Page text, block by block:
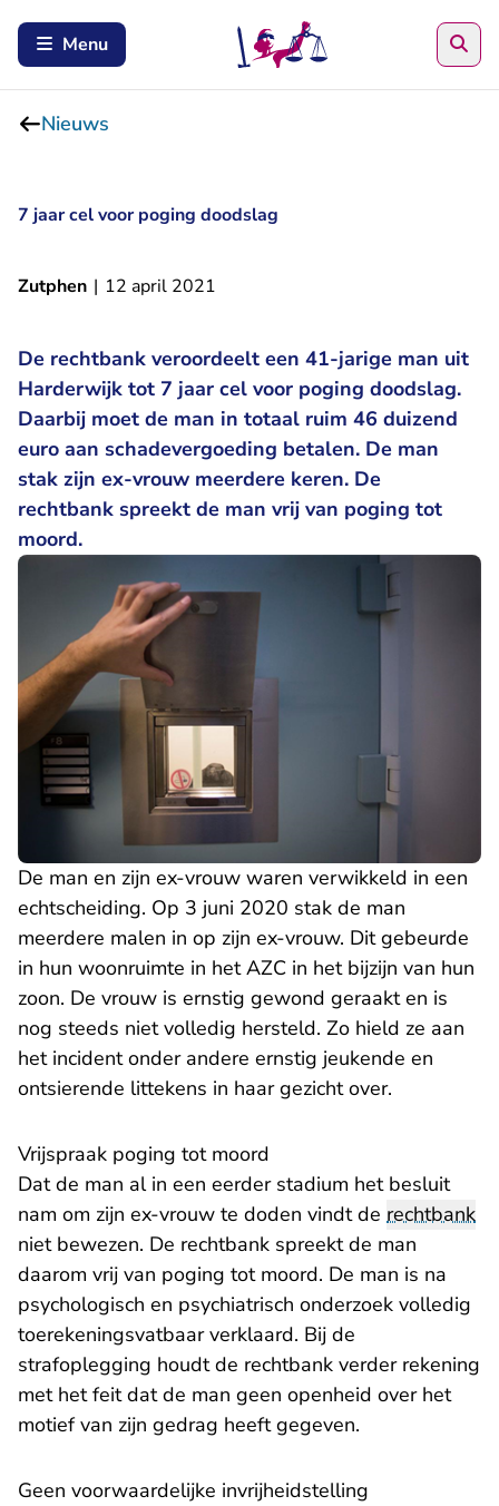
Menu
Nieuws
7 jaar cel voor poging doodslag
Zutphen | 12 april 2021
De rechtbank veroordeelt een 41-jarige man uit
Harderwijk tot 7 jaar cel voor poging doodslag.
Daarbij moet de man in totaal ruim 46 duizend
euro aan schadevergoeding betalen. De man
stak zijn ex-vrouw meerdere keren. De
rechtbank spreekt de man vrij van poging tot
moord.
De man en zijn ex-vrouw waren verwikkeld in een
echtscheiding. Op 3 juni 2020 stak de man
meerdere malen in op zijn ex-vrouw. Dit gebeurde
in hun woonruimte in het AZC in het bijzijn van hun
zoon. De vrouw is ernstig gewond geraakt en is
nog steeds niet volledig hersteld. Zo hield ze aan
het incident onder andere ernstig jeukende en
ontsierende littekens in haar gezicht over.
Vrijspraak poging tot moord
Dat de man al in een eerder stadium het besluit
nam om zijn ex-vrouw te doden vindt de rechtbank
niet bewezen. De rechtbank spreekt de man
daarom vrij van poging tot moord. De man is na
psychologisch en psychiatrisch onderzoek volledig
toerekeningsvatbaar verklaard. Bij de
strafoplegging houdt de rechtbank verder rekening
met het feit dat de man geen openheid over het
motief van zijn gedrag heeft gegeven.
Geen voorwaardelijke invrijheidstelling